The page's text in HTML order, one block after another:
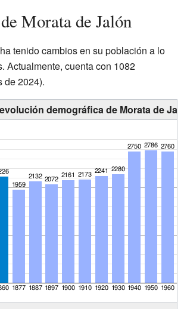
Morata de Jalón
tenido cambios en su población a lo
Actualmente, cuenta con 1082
de 2024).
demográfica de Morata de